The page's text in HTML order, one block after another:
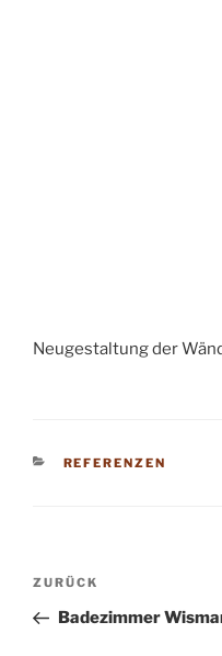
Neugestaltung der
KATEGORIEN
REFERENZEN
Beitrags-
Vorheriger
Beitrag
ZURÜCK
Badezimmer